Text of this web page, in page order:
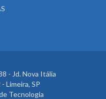
- Jd. Nova Itália
Limeira, SP
Tecnologia